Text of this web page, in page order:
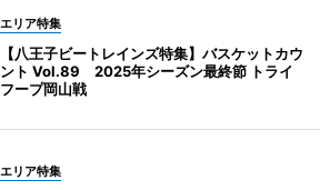
エリア特集
【八王子ビートレインズ特集】バスケットカウ
ント Vol.89 2025年シーズン最終節 トライ
フープ岡山戦
エリア特集